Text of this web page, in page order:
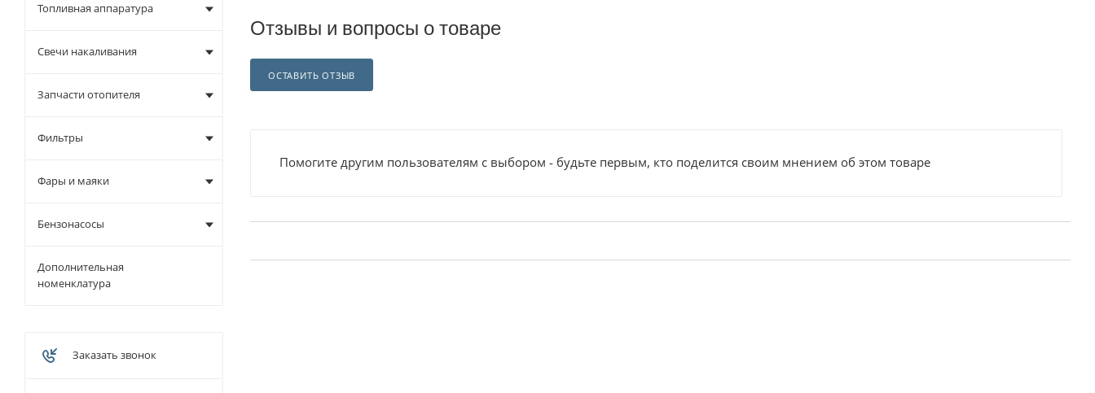
Отзывы и вопросы о товаре
ОСТАВИТЬ ОТЗЫВ
Помогите другим пользователям с выбором - будьте первым, кто поделится своим мнением об этом товаре
Топливная аппаратура
Свечи накаливания
Запчасти отопителя
Фильтры
Фары и маяки
Бензонасосы
Дополнительная
номенклатура
Заказать звонок